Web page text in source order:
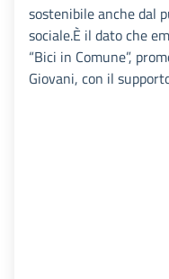
sostenibile anche dal
sociale.È il dato che
“Bici in Comune”,
Giovani, con il